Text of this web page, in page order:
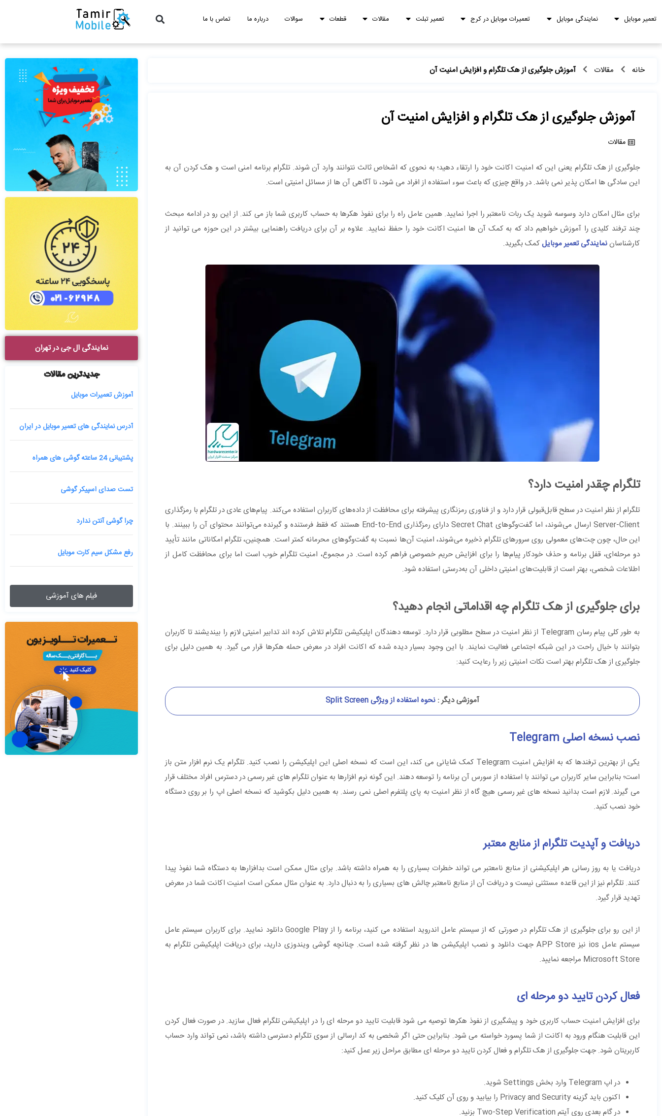
تعمیر موبایل نمایندگی موبایل تعمیرات موبایل در کرج تعمیر تبلت مقالات قطعات سوالات درباره ما تماس با ما
خانه مقالات آموزش جلوگیری از هک تلگرام و افزایش امنیت آن
آموزش جلوگیری از هک تلگرام و افزایش امنیت آن
مقالات
جلوگیری از هک تلگرام یعنی این که امنیت اکانت خود را ارتقاء دهید؛ به نحوی که اشخاص ثالث نتوانند وارد آن شوند. تلگرام برنامه امنی است و هک کردن آن به
این سادگی ها امکان پذیر نمی باشد. در واقع چیزی که باعث سوء استفاده از افراد می‌ شود، نا آگاهی آن ها از مسائل امنیتی است.
برای مثال امکان دارد وسوسه شوید یک ربات نامعتبر را اجرا نمایید. همین عامل راه را برای نفوذ هکرها به حساب کاربری شما باز می کند. از این رو در ادامه مبحث
چند ترفند کلیدی را آموزش خواهیم داد که به کمک آن ها امنیت اکانت خود را حفظ نمایید. علاوه بر آن برای دریافت راهنمایی بیشتر در این حوزه می توانید از
کارشناساننمایندگی تعمیر موبایلکمک بگیرید.
تلگرام چقدر امنیت دارد؟
تلگرام از نظر امنیت در سطح قابل‌قبولی قرار دارد و از فناوری رمزنگاری پیشرفته برای محافظت از داده‌های کاربران استفاده می‌کند. پیام‌های عادی در تلگرام با رمزگذاری
Server-Client ارسال می‌شوند، اما گفت‌وگوهای Secret Chat دارای رمزگذاری End-to-End هستند که فقط فرستنده و گیرنده می‌توانند محتوای آن را ببینند. با
این حال، چون چت‌های معمولی روی سرورهای تلگرام ذخیره می‌شوند، امنیت آن‌ها نسبت به گفت‌وگوهای محرمانه کمتر است. همچنین، تلگرام امکاناتی مانند تأیید
دو مرحله‌ای، قفل برنامه و حذف خودکار پیام‌ها را برای افزایش حریم خصوصی فراهم کرده است. در مجموع، امنیت تلگرام خوب است اما برای محافظت کامل از
اطلاعات شخصی، بهتر است از قابلیت‌های امنیتی داخلی آن به‌درستی استفاده شود.
برای جلوگیری از هک تلگرام چه اقداماتی انجام دهید؟
به طور کلی پیام رسان Telegram از نظر امنیت در سطح مطلوبی قرار دارد. توسعه دهندگان اپلیکیشن تلگرام تلاش کرده اند تدابیر امنیتی لازم را بیندیشند تا کاربران
بتوانند با خیال راحت در این شبکه اجتماعی فعالیت نمایند. با این وجود بسیار دیده شده که اکانت افراد در معرض حمله هکرها قرار می‌ گیرد. به همین دلیل برای
جلوگیری از هک تلگرام بهتر است نکات امنیتی زیر را رعایت کنید:
آموزشی دیگر : نحوه استفاده از ویژگی Split Screen
نصب نسخه اصلی Telegram
یکی از بهترین ترفندها که به افزایش امنیت Telegram کمک شایانی می‌ کند، این است که نسخه اصلی این اپلیکیشن را نصب کنید. تلگرام یک نرم افزار متن باز
است؛ بنابراین سایر کاربران می ‌توانند با استفاده از سورس آن برنامه را توسعه دهند. این گونه نرم‌ افزارها به عنوان تلگرام‌ های غیر رسمی در دسترس افراد مختلف قرار
می‌ گیرند. لازم است بدانید نسخه‌ های غیر رسمی هیچ گاه از نظر امنیت به پای پلتفرم اصلی نمی‌ رسند. به همین دلیل بکوشید که نسخه اصلی اپ را بر روی دستگاه
خود نصب کنید.
دریافت و آپدیت تلگرام از منابع معتبر
دریافت یا به روز رسانی هر اپلیکیشنی از منابع نامعتبر می‌ تواند خطرات بسیاری را به همراه داشته باشد. برای مثال ممکن است بدافزارها به دستگاه شما نفوذ پیدا
کنند. تلگرام نیز از این قاعده مستثنی نیست و دریافت آن از منابع نامعتبر چالش‌ های بسیاری را به دنبال دارد. به عنوان مثال ممکن است امنیت اکانت شما در معرض
تهدید قرار گیرد.
از این رو برای جلوگیری از هک تلگرام در صورتی که از سیستم عامل اندروید استفاده می ‌کنید، برنامه را از Google Play دانلود نمایید. برای کاربران سیستم عامل
سیستم عامل ios نیز APP Store جهت دانلود و نصب اپلیکیشن‌ ها در نظر گرفته شده است. چنانچه گوشی ویندوزی دارید، برای دریافت اپلیکیشن تلگرام به
Microsoft Store مراجعه نمایید.
فعال کردن تایید دو مرحله ای
برای افزایش امنیت حساب کاربری خود و پیشگیری از نفوذ هکرها توصیه می ‌شود قابلیت تایید دو مرحله ‌ای را در اپلیکیشن تلگرام فعال سازید. در صورت فعال‌ کردن
این قابلیت هنگام ورود به اکانت از شما پسورد خواسته می‌ شود. بنابراین حتی اگر شخصی به کد ارسالی از سوی تلگرام دسترسی داشته باشد، نمی ‌تواند وارد حساب
کاربریتان شود. جهت جلوگیری از هک تلگرام و فعال کردن تایید دو مرحله ‌ای مطابق مراحل زیر عمل کنید:
در اپ Telegram وارد بخش Settings شوید.
اکنون باید گزینه Privacy and Security را بیابید و روی آن کلیک کنید.
در گام بعدی روی آیتم Two-Step Verification بزنید.
نمایندگی ال جی در تهران
جدیدترین مقالات
آموزش تعمیرات موبایل
آدرس نمایندگی های تعمیر موبایل در ایران
پشتیبانی 24 ساعته گوشی های همراه
تست صدای اسپیکر گوشی
چرا گوشی آنتن ندارد
رفع مشکل سیم کارت موبایل
فیلم های آموزشی